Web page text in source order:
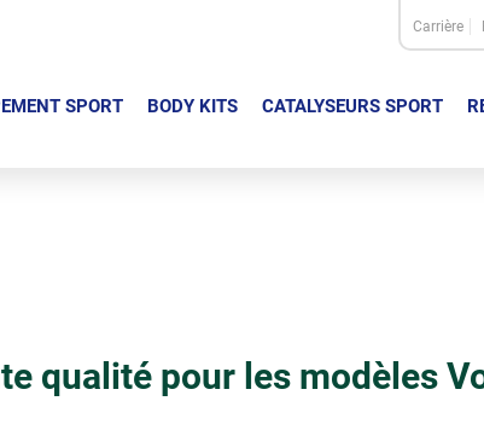
Carrière
SPORT BODY KITS CATALYSEURS SPORT
qualité pour les modèles